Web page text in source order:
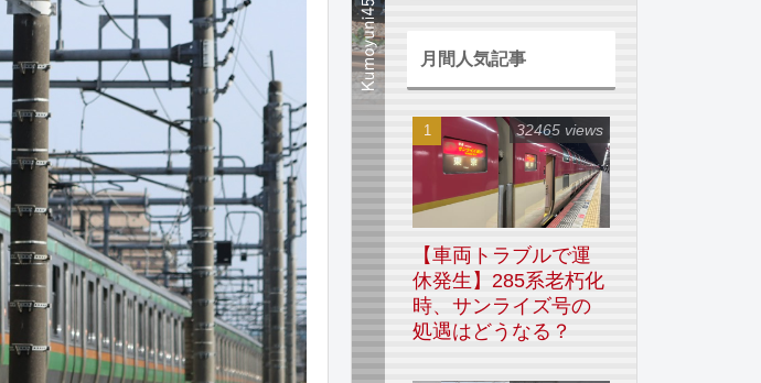
月間人気記事
【車両トラブルで運
休発生】285系老朽化
時、サンライズ号の
処遇はどうなる？
32465 views